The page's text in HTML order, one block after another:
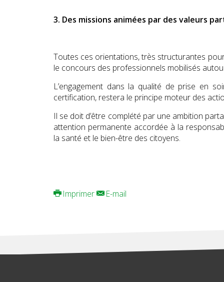
3. Des missions animées par des valeurs
Toutes ces orientations, très structurantes
le concours des professionnels mobilisés
L’engagement dans la qualité de prise en
certification, restera le principe moteur des
Il se doit d’être complété par une ambition
attention permanente accordée à la
la santé et le bien-être des citoyens.
Imprimer E-mail